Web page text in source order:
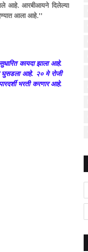
आहे. आरबीआयने दिलेल्या
आला आहे.''
कायदा झाला आहे.
घुसडला आहे. २० मे रोजी
भरती करणार आहे.